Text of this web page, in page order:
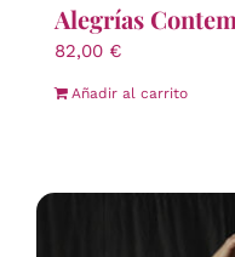
Alegrías
82,00 €
Añadir al carrito